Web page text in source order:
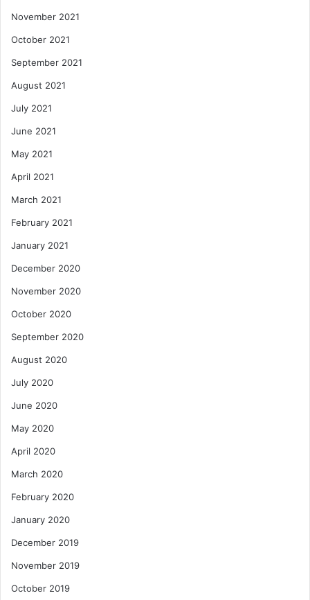
November 2021
October 2021
September 2021
August 2021
July 2021
June 2021
May 2021
April 2021
March 2021
February 2021
January 2021
December 2020
November 2020
October 2020
September 2020
August 2020
July 2020
June 2020
May 2020
April 2020
March 2020
February 2020
January 2020
December 2019
November 2019
October 2019